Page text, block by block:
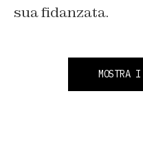
sua fidanzata.
MOSTRA I